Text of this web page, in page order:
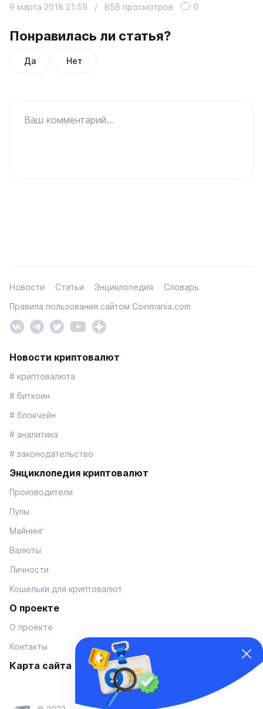
Понравилась ли статья?
Да Нет
9 марта 2018 21:59 / 858 просмотров 0
Ваш комментарий...
Новости Статьи Энциклопедия
Словарь
Правила пользования сайтом Coinmania.com
Новости криптовалют
# криптовалюта
# биткоин
# блокчейн
# аналитика
# законодательство
Энциклопедия криптовалют
Производители
Пулы
Майнинг
Валюты
Личности
Кошельки для криптовалют
О проекте
О проекте
Контакты
Карта сайта